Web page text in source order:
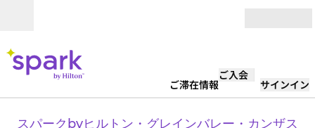
ご滞在情報
ご入会
サインイン
スパークbyヒルトン・グレインバレー・カンザス